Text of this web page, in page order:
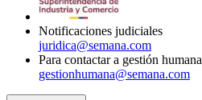
Notificaciones judiciales
juridica@semana.com
Para contactar a gestión humana
gestionhumana@semana.com